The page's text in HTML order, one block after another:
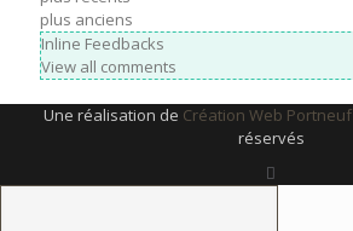
plus anciens
Inline Feedbacks
View all comments
Une réalisation de Création Web Portneuf
réservés